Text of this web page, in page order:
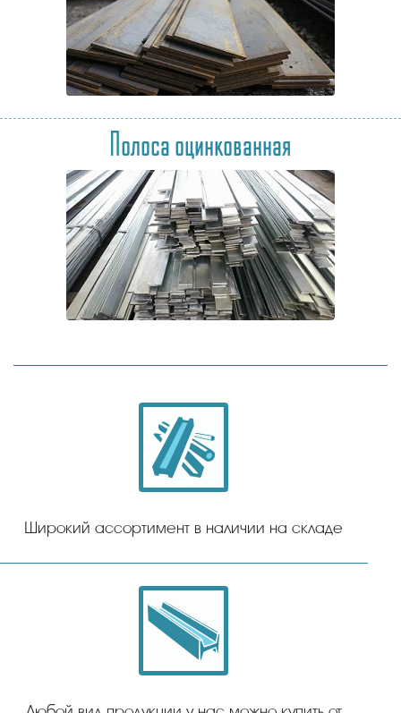
Полоса оцинкованная
Широкий ассортимент в наличии на складе